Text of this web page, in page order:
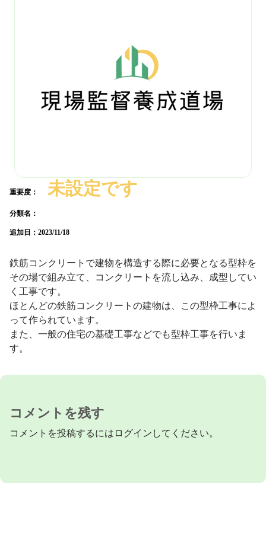
重要度： 未設定です
分類名：
追加日： 2023/11/18
鉄筋コンクリートで建物を構造する際に必要となる型枠を
その場で組み立て、コンクリートを流し込み、成型してい
く工事です。
ほとんどの鉄筋コンクリートの建物は、この型枠工事によ
って作られています。
また、一般の住宅の基礎工事などでも型枠工事を行いま
す。
コメントを残す
コメントを投稿するには ログイン してください。